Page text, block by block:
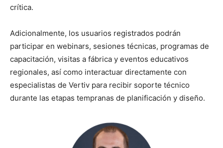
crítica.
Adicionalmente, los usuarios registrados podrán
participar en webinars, sesiones técnicas, programas de
capacitación, visitas a fábrica y eventos educativos
regionales, así como interactuar directamente con
especialistas de Vertiv para recibir soporte técnico
durante las etapas tempranas de planificación y diseño.